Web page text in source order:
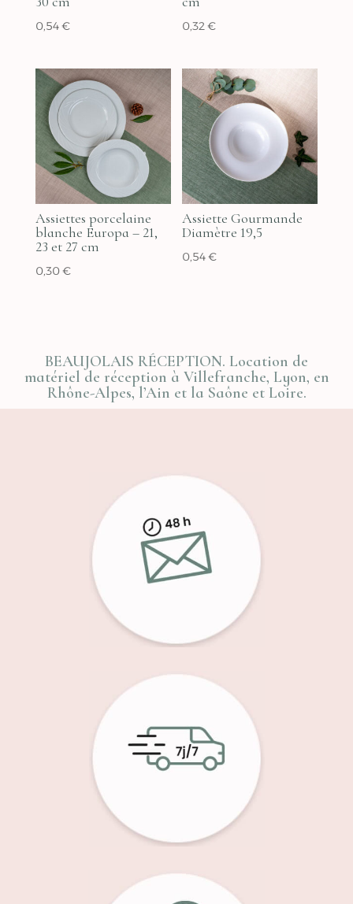
0,54€ 0,32€
Assiettes porcelaine
blanche Europa – 21,
23 et 27 cm
0,30€
Assiette Gourmande
Diamètre 19,5
0,54€
BEAUJOLAIS RÉCEPTION. Location de
matériel de réception à Villefranche, Lyon, en
Rhône-Alpes, l’Ain et la Saône et Loire.